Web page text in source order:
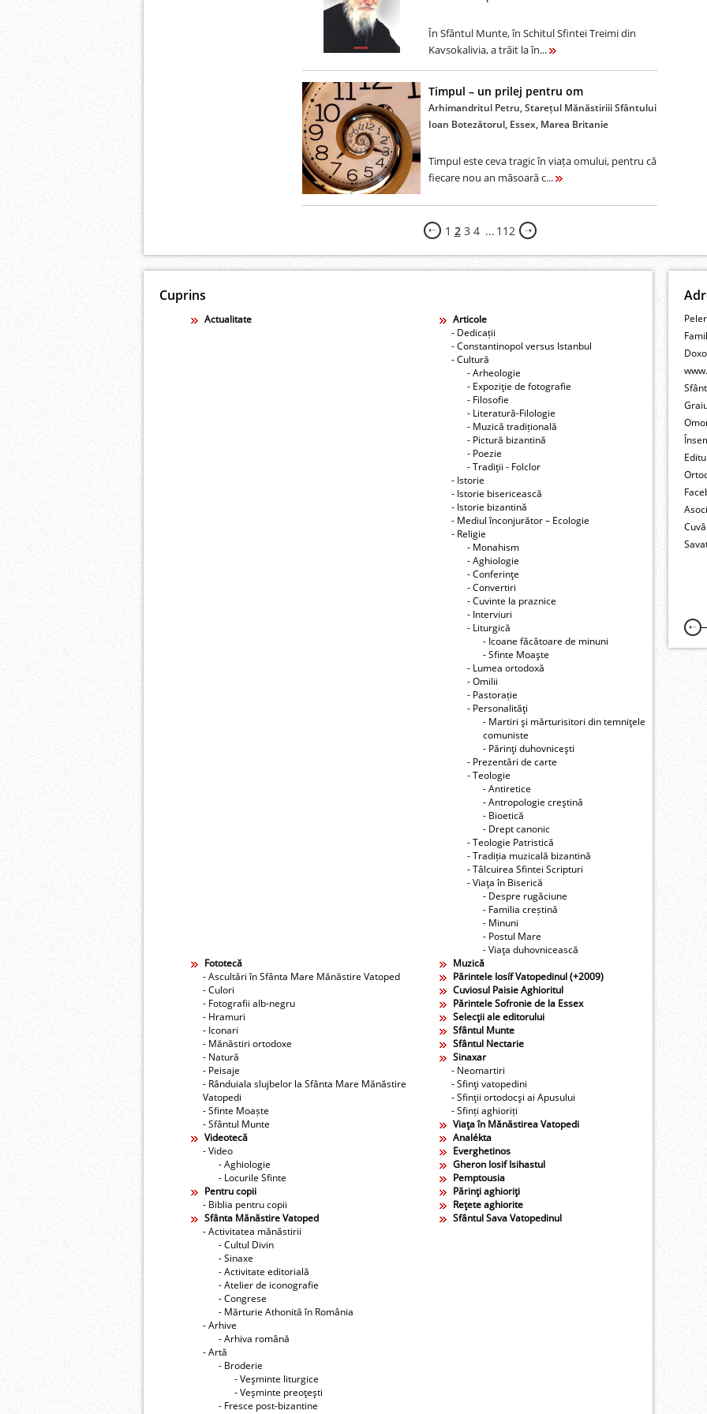
În Sfântul Munte, în Schitul Sfintei Treimi din
Kavsokalivia, a trăit la în...
Timpul – un prilej pentru om
Arhimandritul Petru, Starețul Mănăstiriii Sfântului
Ioan Botezătorul, Essex, Marea Britanie
Timpul este ceva tragic în viața omului, pentru că
fiecare nou an măsoară c...
1 2 3 4 ... 112
Cuprins
Actualitate
Articole
- Dedicații
- Constantinopol versus Istanbul
- Cultură
- Arheologie
- Expoziţie de fotografie
- Filosofie
- Literatură-Filologie
- Muzică tradițională
- Pictură bizantină
- Poezie
- Tradiţii - Folclor
- Istorie
- Istorie bisericească
- Istorie bizantină
- Mediul înconjurător – Ecologie
- Religie
- Monahism
- Aghiologie
- Conferinţe
- Convertiri
- Cuvinte la praznice
- Interviuri
- Liturgică
- Icoane făcătoare de minuni
- Sfinte Moaşte
- Lumea ortodoxă
- Omilii
- Pastorație
- Personalităţi
- Martiri şi mărturisitori din temniţele
comuniste
- Părinţi duhovniceşti
- Prezentări de carte
- Teologie
- Antiretice
- Antropologie creştină
- Bioetică
- Drept canonic
- Teologie Patristică
- Tradiția muzicală bizantină
- Tâlcuirea Sfintei Scripturi
- Viaţa în Biserică
- Despre rugăciune
- Familia creștină
- Minuni
- Postul Mare
- Viaţa duhovnicească
Fototecă
- Ascultări în Sfânta Mare Mănăstire Vatoped
- Culori
- Fotografii alb-negru
- Hramuri
- Iconari
- Mănăstiri ortodoxe
- Natură
- Peisaje
- Rânduiala slujbelor la Sfânta Mare Mănăstire
Vatopedi
- Sfinte Moaște
- Sfântul Munte
Muzică
Părintele Iosíf Vatopedinul (+2009)
Cuviosul Paisie Aghioritul
Părintele Sofronie de la Essex
Selecţii ale editorului
Sfântul Munte
Sfântul Nectarie
Sinaxar
- Neomartiri
- Sfinţi vatopedini
- Sfinţii ortodocşi ai Apusului
- Sfinți aghioriți
Viaţa în Mănăstirea Vatopedi
Videotecă
- Video
- Aghiologie
- Locurile Sfinte
Analékta
Everghetinos
Gheron Iosif Isihastul
Pemptousia
Pentru copii
- Biblia pentru copii
Părinţi aghioriţi
Reţete aghiorite
Sfânta Mănăstire Vatoped
- Activitatea mănăstirii
- Cultul Divin
- Sinaxe
- Activitate editorială
- Atelier de iconografie
- Congrese
- Mărturie Athonită în România
- Arhive
- Arhiva română
- Artă
- Broderie
- Veşminte liturgice
- Veşminte preoţeşti
- Fresce post-bizantine
Sfântul Sava Vatopedinul